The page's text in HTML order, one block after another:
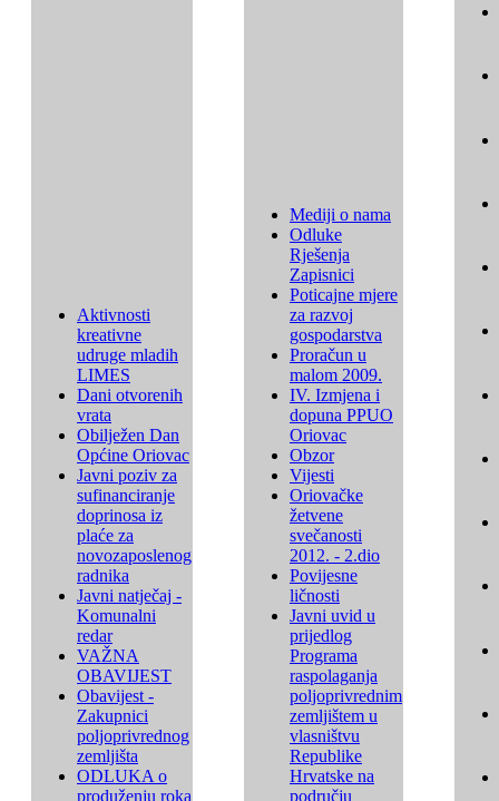
Aktivnosti
kreativne
udruge mladih
LIMES
Dani otvorenih
vrata
Obilježen Dan
Općine Oriovac
Javni poziv za
sufinanciranje
doprinosa iz
plaće za
novozaposlenog
radnika
Javni natječaj -
Komunalni
redar
VAŽNA
OBAVIJEST
Obavijest -
Zakupnici
poljoprivrednog
zemljišta
ODLUKA o
produženju roka
Mediji o nama
Odluke
Rješenja
Zapisnici
Poticajne mjere
za razvoj
gospodarstva
Proračun u
malom 2009.
IV. Izmjena i
dopuna PPUO
Oriovac
Obzor
Vijesti
Oriovačke
žetvene
svečanosti
2012. - 2.dio
Povijesne
ličnosti
Javni uvid u
prijedlog
Programa
raspolaganja
poljoprivrednim
zemljištem u
vlasništvu
Republike
Hrvatske na
području